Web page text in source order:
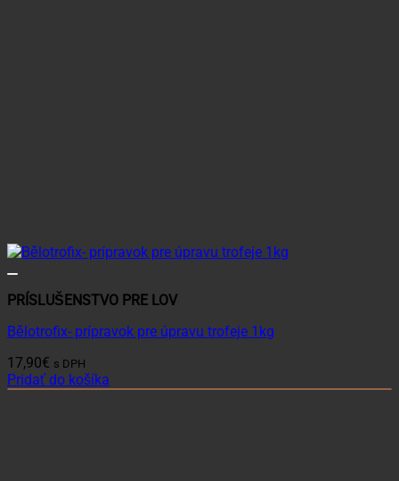
PRÍSLUŠENSTVO PRE LOV
Bělotrofix- prípravok pre úpravu trofeje 1kg
17,90€ s DPH
Pridať do košíka